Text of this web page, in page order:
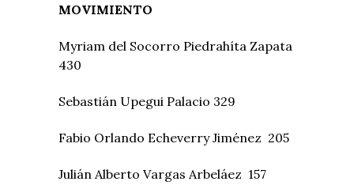
MOVIMIENTO
Myriam del Socorro Piedrahíta Zapata
430
Sebastián Upegui Palacio 329
Fabio Orlando Echeverry Jiménez 205
Julián Alberto Vargas Arbeláez 157